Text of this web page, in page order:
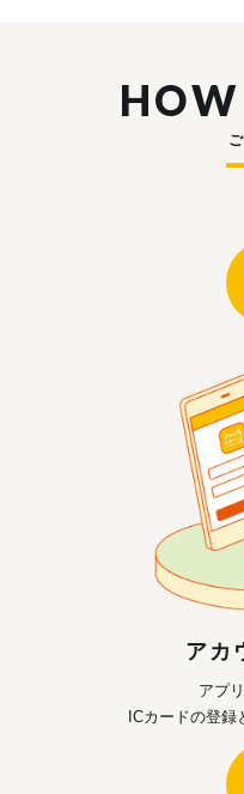
HOW
アカ
アプ
ICカードの登録